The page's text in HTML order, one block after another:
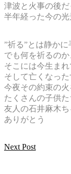
津波と火事の後
半年経った今の光
”祈る”とは静か
でも何を祈るの
そこには今生ま
そして亡くなっ
今夜その約束の火
たくさんの子供
友人の石井麻木ち
ありがとう
Next Post